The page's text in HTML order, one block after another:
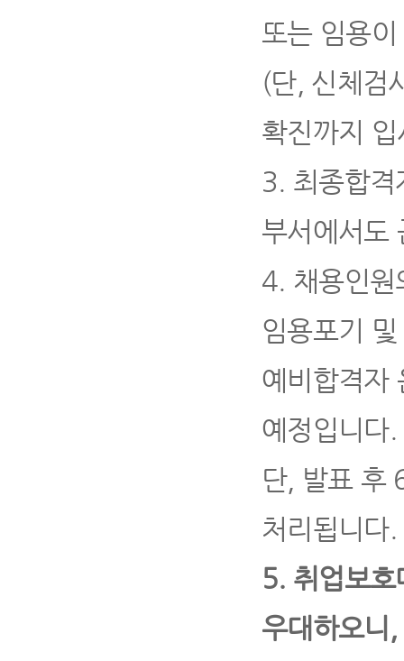
또는 임용
(단, 신체검
확진까지
3. 최종합
부서에서도
4. 채용인
임용포기
예비합격자
예정입니다.
단, 발표 후
처리됩니다.
5. 취업보호
우대하오니 ,